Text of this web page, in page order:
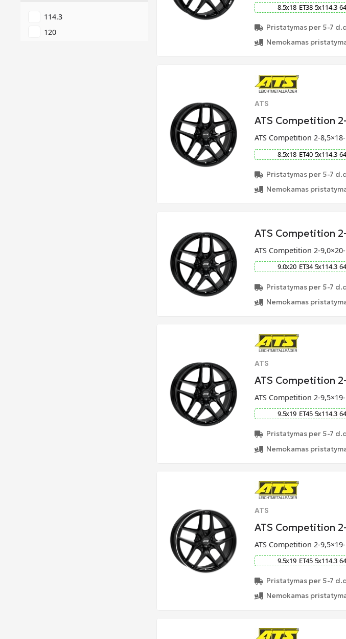
114.3
120
8.5x18 ET38 5x114.3
Pristatymas per 5-7
Nemokamas
ATS
ATS Competition
ATS Competition 2-
8.5x18 ET40 5x114.3
Pristatymas per 5-7
Nemokamas
ATS Competition
ATS Competition 2-
9.0x20 ET34 5x114.3
Pristatymas per 5-7
Nemokamas
ATS
ATS Competition
ATS Competition 2-
9.5x19 ET45 5x114.3
Pristatymas per 5-7
Nemokamas
ATS
ATS Competition
ATS Competition 2-
9.5x19 ET45 5x114.3
Pristatymas per 5-7
Nemokamas